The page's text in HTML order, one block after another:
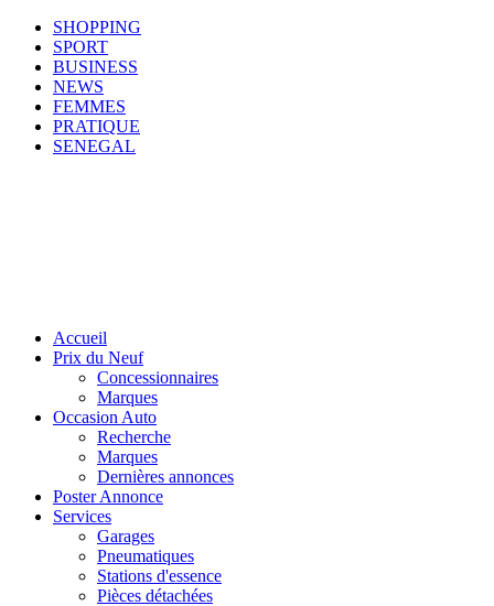
SHOPPING
SPORT
BUSINESS
NEWS
FEMMES
PRATIQUE
SENEGAL
Accueil
Prix du Neuf
Concessionnaires
Marques
Occasion Auto
Recherche
Marques
Dernières annonces
Poster Annonce
Services
Garages
Pneumatiques
Stations d'essence
Pièces détachées